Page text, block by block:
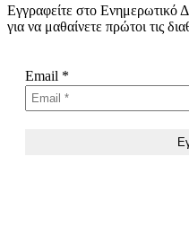
Εγγραφείτε στο Ενημερωτικό
για να μαθαίνετε πρώτοι τις
Email *